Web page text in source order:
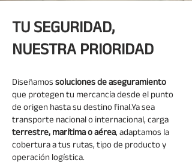
TU SEGURIDAD,
NUESTRA PRIORIDAD
Diseñamossoluciones de aseguramiento
que protegen tu mercancía desde el punto
de origen hasta su destino final.Ya sea
transporte nacional o internacional, carga
terrestre, marítima o aérea, adaptamos la
cobertura a tus rutas, tipo de producto y
operación logística.